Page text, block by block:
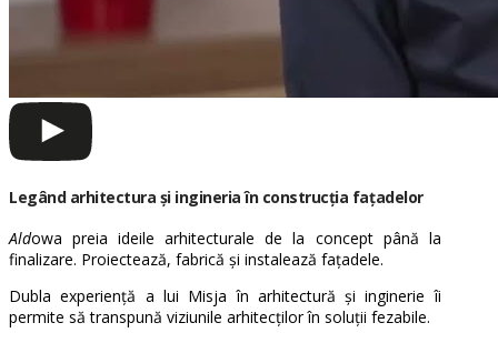
Legând arhitectura și ingineria în construcția fațadelor
Aldowa preia ideile arhitecturale de la concept până la
finalizare. Proiectează, fabrică și instalează fațadele.
Dubla experiență a lui Misja în arhitectură și inginerie îi
permite să transpună viziunile arhitecților în soluții fezabile.